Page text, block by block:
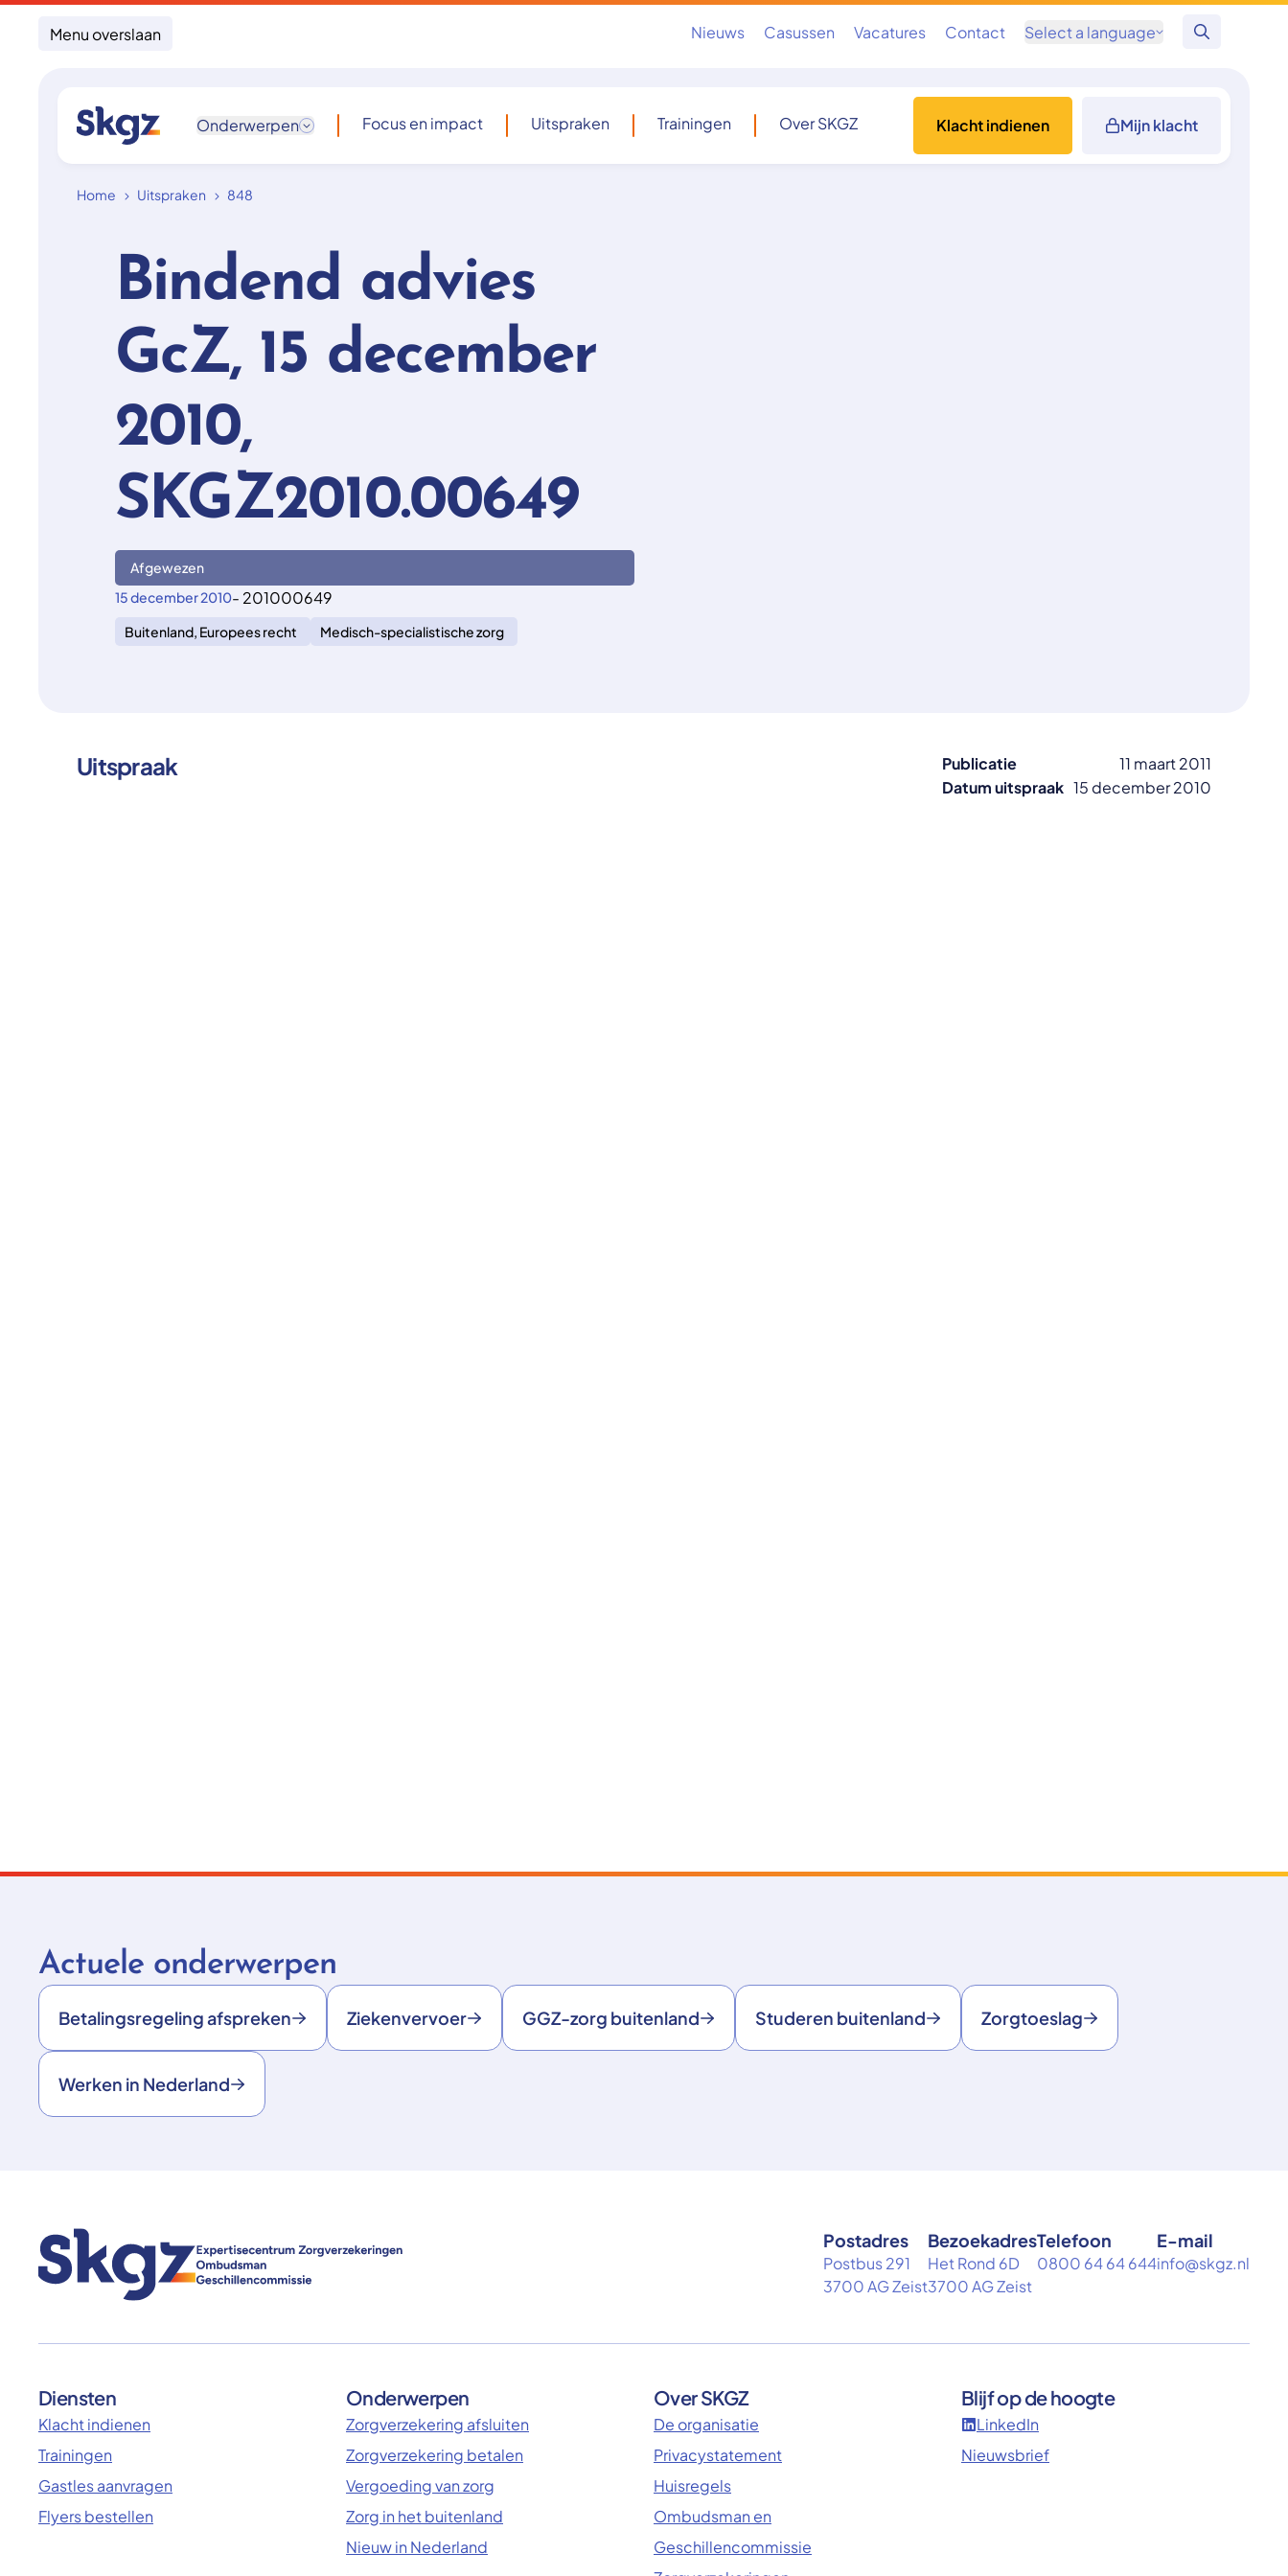
Menu overslaan Nieuws Casussen Vacatures Contact Select a language
Zoeken
Onderwerpen Focus en impact Uitspraken Trainingen Over SKGZ Klacht indienen Mijn klacht
Home Uitspraken 848
Bindend advies
GcZ, 15 december
2010,
SKGZ2010.00649
Afgewezen
15 december 2010- 201000649
Buitenland, Europees recht Medisch-specialistische zorg
Uitspraak Publicatie
11 maart 2011
Datum uitspraak 15 december 2010
Actuele onderwerpen
Betalingsregeling afspreken Ziekenvervoer GGZ-zorg buitenland Studeren buitenland Zorgtoeslag
Werken in Nederland
Postadres
Postbus 291
3700 AG Zeist
Bezoekadres
Het Rond 6D
3700 AG Zeist
Telefoon
0800 64 64 644
E-mail
info@skgz.nl
Diensten
Klacht indienen
Trainingen
Gastles aanvragen
Flyers bestellen
Onderwerpen
Zorgverzekering afsluiten
Zorgverzekering betalen
Vergoeding van zorg
Zorg in het buitenland
Nieuw in Nederland
Over SKGZ
De organisatie
Privacystatement
Huisregels
Ombudsman en
Geschillencommissie
Blijf op de hoogte
LinkedIn
Nieuwsbrief